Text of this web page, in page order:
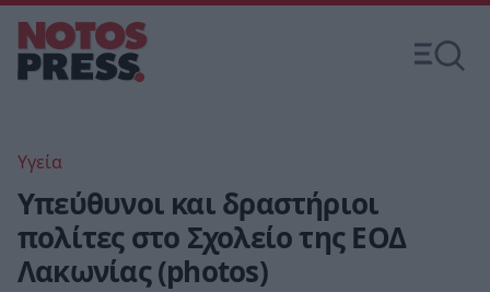
Υγεία
Υπεύθυνοι και δραστήριοι
πολίτες στο Σχολείο της ΕΟΔ
Λακωνίας (photos)